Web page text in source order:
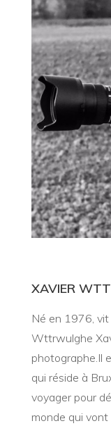
XAVIER
Né en 1976,
Wttrwulghe
photographe.Il
qui réside à
voyager pour
monde qui vont